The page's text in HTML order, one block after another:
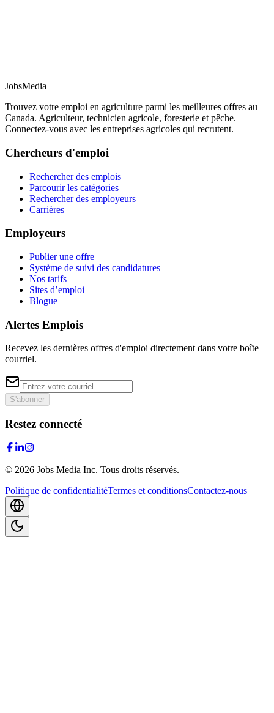
JobsMedia
Trouvez votre emploi en agriculture parmi les meilleures offres au
Canada. Agriculteur, technicien agricole, foresterie et pêche.
Connectez-vous avec les entreprises agricoles qui recrutent.
Chercheurs d'emploi
Rechercher des emplois
Parcourir les catégories
Rechercher des employeurs
Carrières
Employeurs
Publier une offre
Système de suivi des candidatures
Nos tarifs
Sites d’emploi
Blogue
Alertes Emplois
Recevez les dernières offres d'emploi directement dans votre boîte
courriel.
S'abonner
Restez connecté
© 2026 Jobs Media Inc. Tous droits réservés.
Politique de confidentialitéTermes et conditionsContactez-nous